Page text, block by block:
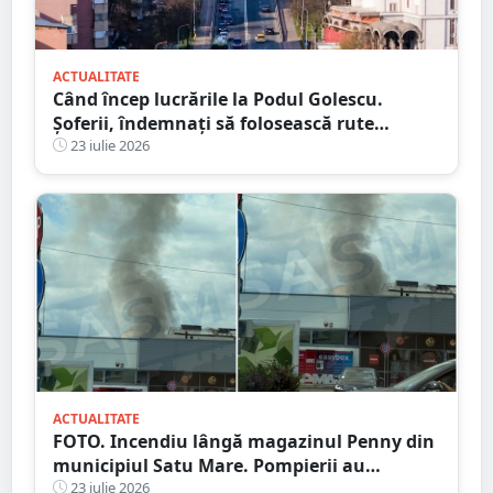
ACTUALITATE
Când încep lucrările la Podul Golescu.
Șoferii, îndemnați să folosească rute
alternative
23 iulie 2026
ACTUALITATE
FOTO. Incendiu lângă magazinul Penny din
municipiul Satu Mare. Pompierii au
23 iulie 2026